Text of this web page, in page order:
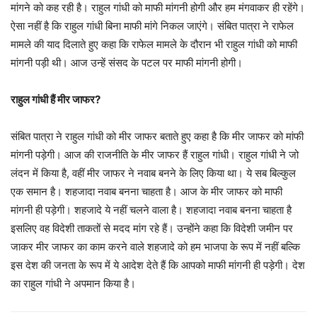
मांगने को कह रही है। राहुल गांधी को माफी मांगनी होगी और हम मंगवाकर ही रहेंगे।
ऐसा नहीं है कि राहुल गांधी बिना माफी मांगे निकल जाएंगे। संबित पात्रा ने राफेल
मामले की याद दिलाते हुए कहा कि राफेल मामले के दौरान भी राहुल गांधी को माफी
मांगनी पड़ी थी। आज उन्हें संसद के पटल पर माफी मांगनी होगी।
राहुल गांधी हैं मीर जाफर?
संबित पात्रा ने राहुल गांधी को मीर जाफर बताते हुए कहा है कि मीर जाफर को मांफी
मांगनी पड़ेगी। आज की राजनीति के मीर जाफर हैं राहुल गांधी। राहुल गांधी ने जो
लंदन में किया है, वहीं मीर जाफर ने नवाब बनने के लिए किया था। ये सब बिल्कुल
एक समान है। शहजादा नवाब बनना चाहता है। आज के मीर जाफर को माफी
मांगनी ही पड़ेगी। शहजादे ये नहीं चलने वाला है। शहजादा नवाब बनना चाहता है
इसलिए वह विदेशी ताकतों से मदद मांग रहे हैं। उन्होंने कहा कि विदेशी जमीन पर
जाकर मीर जाफर का काम करने वाले शहजादे को हम भाजपा के रूप में नहीं बल्कि
इस देश की जनता के रूप में ये आदेश देते हैं कि आपको माफी मांगनी ही पड़ेगी। देश
का राहुल गांधी ने अपमान किया है।